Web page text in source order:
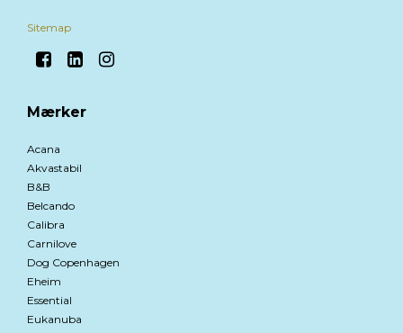
Sitemap
Mærker
Acana
Akvastabil
B&B
Belcando
Calibra
Carnilove
Dog Copenhagen
Eheim
Essential
Eukanuba